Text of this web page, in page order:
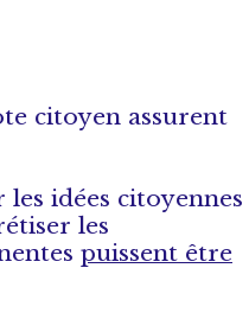
citoyen assurent
idées citoyennes
les
puissent être